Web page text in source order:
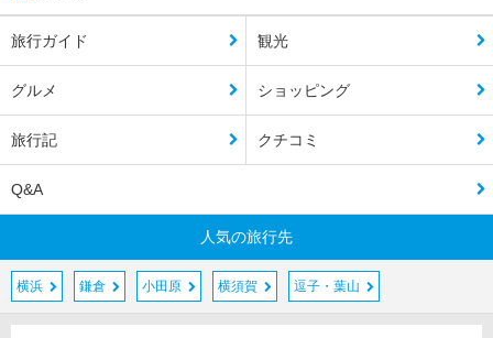
旅行ガイド 観光
グルメ ショッピング
旅行記 クチコミ
Q&A
人気の旅行先
横浜 鎌倉 小田原 横須賀 逗子・葉山